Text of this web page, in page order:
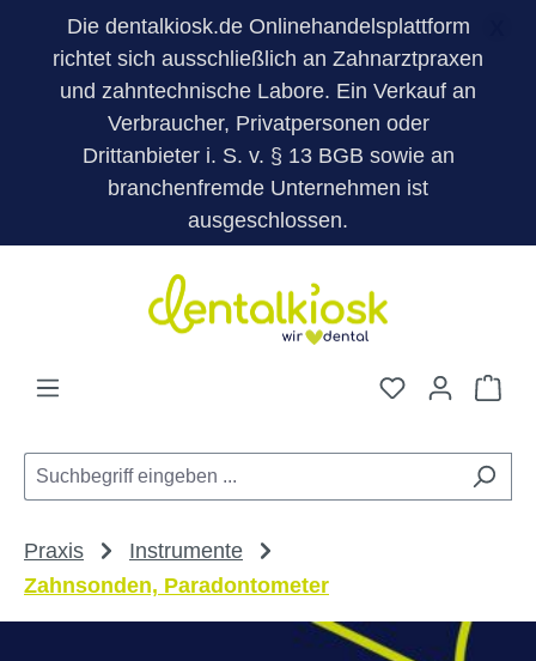
Die dentalkiosk.de Onlinehandelsplattform
richtet sich ausschließlich an Zahnarztpraxen
und zahntechnische Labore. Ein Verkauf an
Verbraucher, Privatpersonen oder
Drittanbieter i. S. v. § 13 BGB sowie an
branchenfremde Unternehmen ist
ausgeschlossen.
Zum Hauptinhalt springen
Du hast 0
Praxis
Instrumente
Zahnsonden, Paradontometer